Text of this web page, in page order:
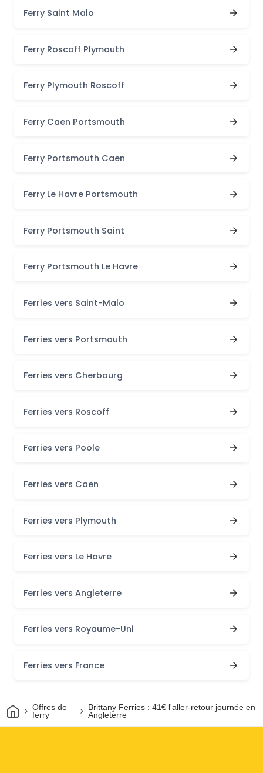
Ferry Saint Malo
Ferry Roscoff Plymouth
Ferry Plymouth Roscoff
Ferry Caen Portsmouth
Ferry Portsmouth Caen
Ferry Le Havre Portsmouth
Ferry Portsmouth Saint
Ferry Portsmouth Le Havre
Ferries vers Saint-Malo
Ferries vers Portsmouth
Ferries vers Cherbourg
Ferries vers Roscoff
Ferries vers Poole
Ferries vers Caen
Ferries vers Plymouth
Ferries vers Le Havre
Ferries vers Angleterre
Ferries vers Royaume-Uni
Ferries vers France
Maison
Offres de
ferry
Brittany Ferries : 41€ l'aller-retour journée en
Angleterre